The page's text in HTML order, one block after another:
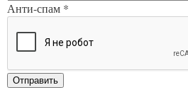
Анти-спам *